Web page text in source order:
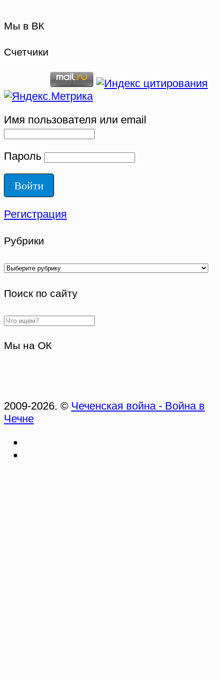
Мы в ВК
Счетчики
Имя пользователя или email
Пароль
Регистрация
Рубрики
Рубрики
Поиск по сайту
Мы на ОК
2009-2026. © Чеченская война - Война в
Чечне